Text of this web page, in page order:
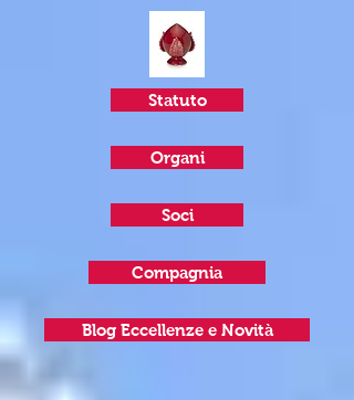
Statuto
Organi
Soci
Compagnia
Blog Eccellenze e Novità